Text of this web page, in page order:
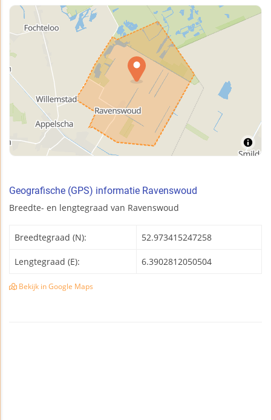
Geografische (GPS) informatie Ravenswoud
Breedte- en lengtegraad van Ravenswoud
Breedtegraad (N): 52.973415247258
Lengtegraad (E): 6.3902812050504
Bekijk in Google Maps